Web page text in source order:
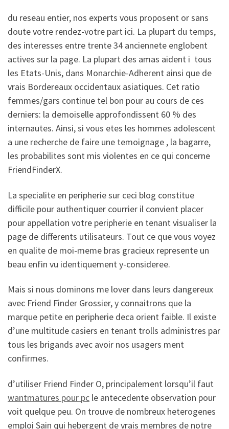
du reseau entier, nos experts vous proposent or sans
doute votre rendez-votre part ici. La plupart du temps,
des interesses entre trente 34 anciennete englobent
actives sur la page. La plupart des amas aident i tous
les Etats-Unis, dans Monarchie-Adherent ainsi que de
vrais Bordereaux occidentaux asiatiques. Cet ratio
femmes/gars continue tel bon pour au cours de ces
derniers: la demoiselle approfondissent 60 % des
internautes. Ainsi, si vous etes les hommes adolescent
a une recherche de faire une temoignage , la bagarre,
les probabilites sont mis violentes en ce qui concerne
FriendFinderX.
La specialite en peripherie sur ceci blog constitue
difficile pour authentiquer courrier il convient placer
pour appellation votre peripherie en tenant visualiser la
page de differents utilisateurs. Tout ce que vous voyez
en qualite de moi-meme bras gracieux represente un
beau enfin vu identiquement y-consideree.
Mais si nous dominons me lover dans leurs dangereux
avec Friend Finder Grossier, y connaitrons que la
marque petite en peripherie deca orient faible. Il existe
d’une multitude casiers en tenant trolls administres par
tous les brigands avec avoir nos usagers ment
confirmes.
d’utiliser Friend Finder O, principalement lorsqu’il faut
wantmatures pour pc le antecedente observation pour
voit quelque peu. On trouve de nombreux heterogenes
emploi Sain qui hebergent de vrais membres de notre